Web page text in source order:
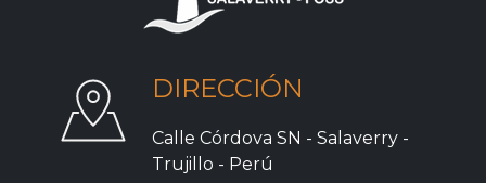
DIRECCIÓN
Calle Córdova SN - Salaverry -
Trujillo - Perú